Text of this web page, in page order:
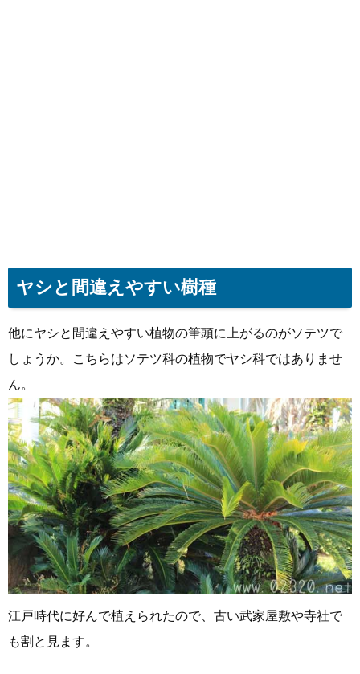
ヤシと間違えやすい樹種
他にヤシと間違えやすい植物の筆頭に上がるのがソテツで
しょうか。こちらはソテツ科の植物でヤシ科ではありませ
ん。
江戸時代に好んで植えられたので、古い武家屋敷や寺社で
も割と見ます。